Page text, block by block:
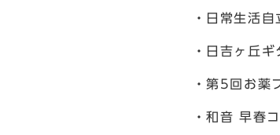
・日常生活自
・日吉ヶ丘ギ
・第5回お薬
・和音 早春コ